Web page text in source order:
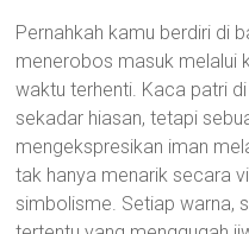
Pernahkah kamu berdiri di
menerobos masuk melalui
waktu terhenti. Kaca patri
sekadar hiasan, tetapi
mengekspresikan iman
tak hanya menarik secara
simbolisme. Setiap warna,